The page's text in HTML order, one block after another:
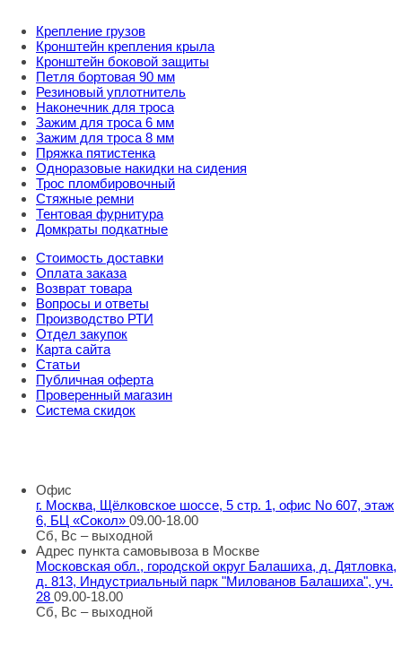
Крепление грузов
Кронштейн крепления крыла
Кронштейн боковой защиты
Петля бортовая 90 мм
Резиновый уплотнитель
Наконечник для троса
Зажим для троса 6 мм
Зажим для троса 8 мм
Пряжка пятистенка
Одноразовые накидки на сидения
Трос пломбировочный
Стяжные ремни
Тентовая фурнитура
Домкраты подкатные
Стоимость доставки
Оплата заказа
Возврат товара
Вопросы и ответы
Производство РТИ
Отдел закупок
Карта сайта
Статьи
Публичная оферта
Проверенный магазин
Система скидок
Офис
г. Москва, Щёлковское шоссе, 5 стр. 1, офис No 607, этаж
6, БЦ «Сокол» 09.00-18.00
Сб, Вс – выходной
Адрес пункта самовывоза в Москве
Московская обл., городской округ Балашиха, д. Дятловка,
д. 813, Индустриальный парк "Милованов Балашиха", уч.
28 09.00-18.00
Сб, Вс – выходной